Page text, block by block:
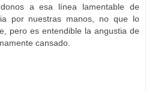
a esa línea lamentable de
por nuestras manos, no que lo
pero es entendible la angustia de
cansado.